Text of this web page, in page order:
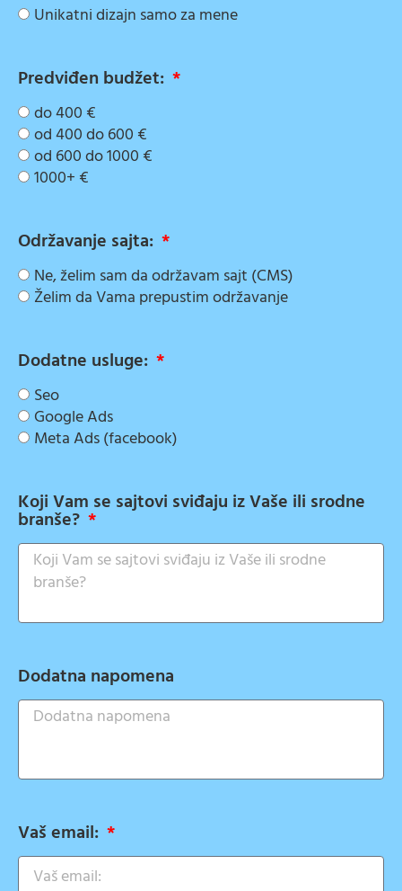
Unikatni dizajn samo za mene
Predviđen budžet:
do 400 €
od 400 do 600 €
od 600 do 1000 €
1000+ €
Održavanje sajta:
Ne, želim sam da održavam sajt (CMS)
Želim da Vama prepustim održavanje
Dodatne usluge:
Seo
Google Ads
Meta Ads (facebook)
Koji Vam se sajtovi sviđaju iz Vaše ili srodne
branše?
Dodatna napomena
Vaš email: